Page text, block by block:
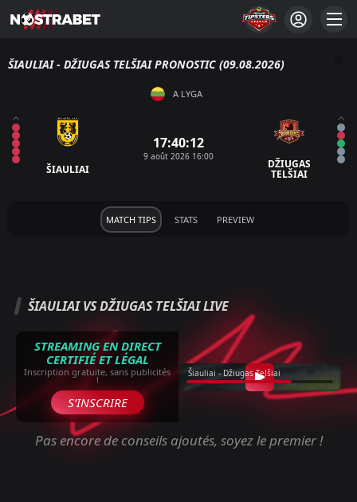
ŠIAULIAI - DŽIUGAS TELŠIAI PRONOSTIC (09.08.2026)
A LYGA
ŠIAULIAI
17:40:12
9 août 2026 16:00
DŽIUGAS
TELŠIAI
MATCH TIPS STATS PREVIEW
ŠIAULIAI VS DŽIUGAS TELŠIAI LIVE
STREAMING EN DIRECT
CERTIFIÉ ET LÉGAL
Inscription gratuite, sans publicités
!
S’INSCRIRE
Šiauliai - Džiugas Telšiai
Pas encore de conseils ajoutés, soyez le premier !